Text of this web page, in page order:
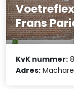
Frans
KvK nummer:
Adres: